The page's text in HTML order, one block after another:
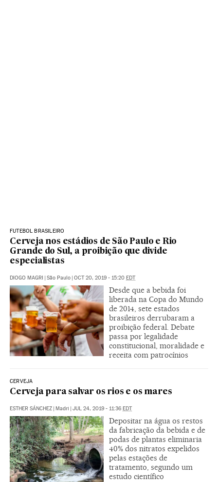
FUTEBOL BRASILEIRO
Cerveja nos estádios de São Paulo e Rio
Grande do Sul, a proibição que divide
especialistas
DIOGO MAGRI São Paulo OCT 20, 2019 - 15:20 EDT
Desde que a bebida foi
liberada na Copa do Mundo
de 2014, sete estados
brasileiros derrubaram a
proibição federal. Debate
passa por legalidade
constitucional, moralidade e
receita com patrocínios
CERVEJA
Cerveja para salvar os rios e os mares
ESTHER SÁNCHEZ Madri JUL 24, 2019 - 11:36 EDT
Depositar na água os restos
da fabricação da bebida e de
podas de plantas eliminaria
40% dos nitratos expelidos
pelas estações de
tratamento, segundo um
estudo científico